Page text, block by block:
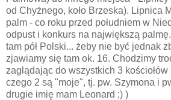
od Chyżnego, koło Brzeska). Lipnica
palm - co roku przed południem w
odpust i konkurs na największą
tam pół Polski... żeby nie być jednak
zjawiamy się tam ok. 16. Chodzimy
zaglądając do wszystkich 3
czego 2 są "moje", tj. pw. Szymona i
drugie imię mam Leonard ;) )